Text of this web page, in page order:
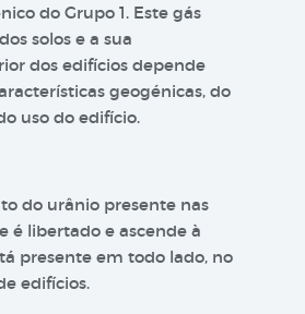
do Grupo 1. Este gás
solos e a sua
dos edifícios depende
geogénicas, do
uso do edifício.
do urânio presente nas
é libertado e ascende à
presente em todo lado, no
edifícios.